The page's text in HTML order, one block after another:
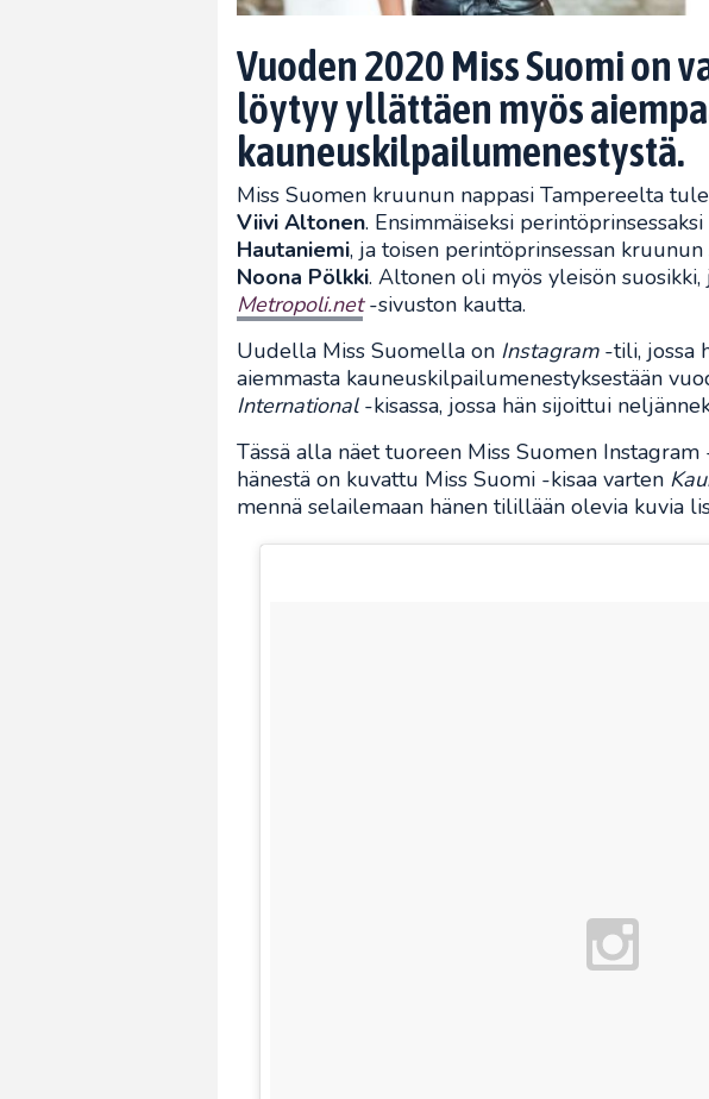
Vuoden 2020 Miss Suomi on
löytyy yllättäen myös
kauneuskilpailumenestystä.
Miss Suomen kruunun nappasi Tampereelta
Viivi Altonen. Ensimmäiseksi
Hautaniemi, ja toisen perintöprinsessan
Noona Pölkki. Altonen oli myös yleisön suosikki,
Metropoli.net-sivuston kautta.
Uudella Miss Suomella on Instagram-tili, jossa
aiemmasta kauneuskilpailumenestyksestään
International-kisassa, jossa hän sijoittui
Tässä alla näet tuoreen Miss Suomen
hänestä on kuvattu Miss Suomi -kisaa varten
mennä selailemaan hänen tilillään olevia kuvia